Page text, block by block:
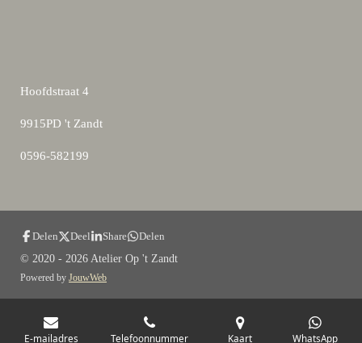
Hoofdstraat 4
9915PD 't Zandt
0596-582199
Delen Deel Share
Delen
© 2020 - 2026 Atelier Op 't Zandt
Powered by JouwWeb
E-mailadres Telefoonnummer Kaart WhatsApp